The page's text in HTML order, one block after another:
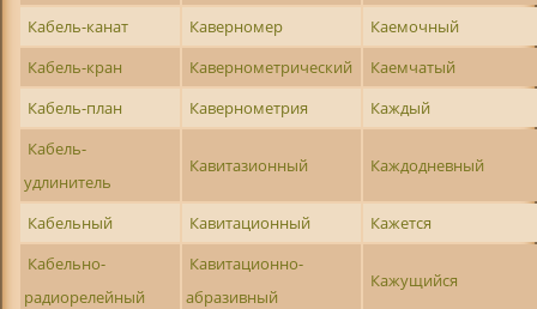
Кабель-канат Каверномер
Каемочный
Кабель-кран
Кавернометрический
Каемчатый
Кабель-план
Кавернометрия
Каждый
Кабель-
удлинитель
Кавитазионный Каждодневный
Кабельный Кавитационный
Кажется
Кабельно-
радиорелейный
Кавитационно-
абразивный
Кажущийся